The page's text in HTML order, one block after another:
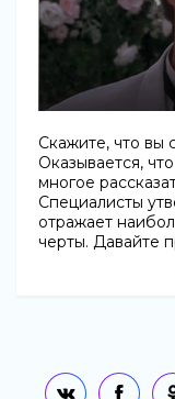
Скажите, что вы
Оказывается,
многое
Специалисты
отражает
черты. Давайте